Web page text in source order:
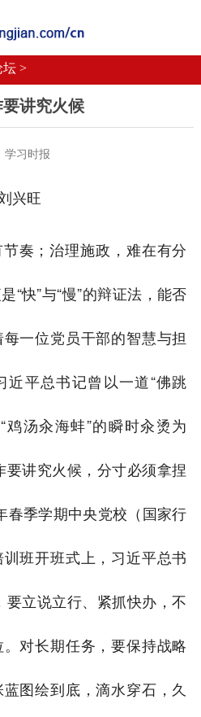
建 企业党建
坛 >
讲究火候
学习时报
兴旺
奏；治理施政，难在有分
“快”与“慢”的辩证法，能否
一位党员干部的智慧与担
近平总书记曾以一道“佛跳
鸡汤汆海蚌”的瞬时汆烫为
要讲究火候，分寸必须拿捏
春季学期中央党校（国家行
班开班式上，习近平总书
要立说立行、紧抓快办，不
对长期任务，要保持战略
图绘到底，滴水穿石，久